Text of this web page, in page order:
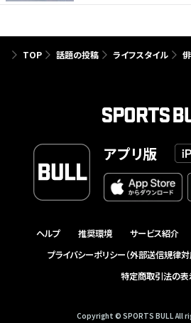
TOP 話題の投稿 ライフスタイル
アプリ版
ヘルプ 推奨環境 サービス紹介
プライバシーポリシー（外部送信規律対
特定商取引法の表
Copyright © SPORTS BULL All